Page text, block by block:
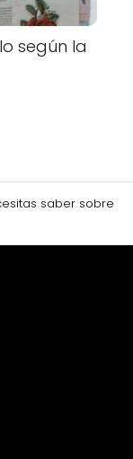
según la
saber sobre